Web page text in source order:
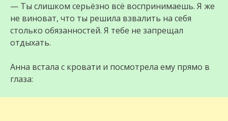
— Ты слишком серьёзно всё воспринимаешь. Я же
не виноват, что ты решила взвалить на себя
столько обязанностей. Я тебе не запрещал
отдыхать.
Анна встала с кровати и посмотрела ему прямо в
глаза: